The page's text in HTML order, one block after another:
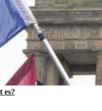
es?